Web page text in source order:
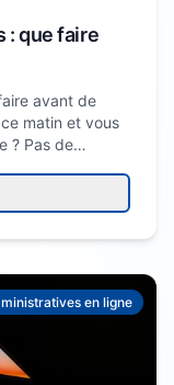
: que faire
avant de
? Pas de…
en ligne